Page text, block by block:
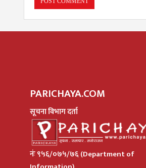
PARICHAYA.COM
सूचना विभाग दर्ता
नंः ९५६/०७५/७६ (Department of